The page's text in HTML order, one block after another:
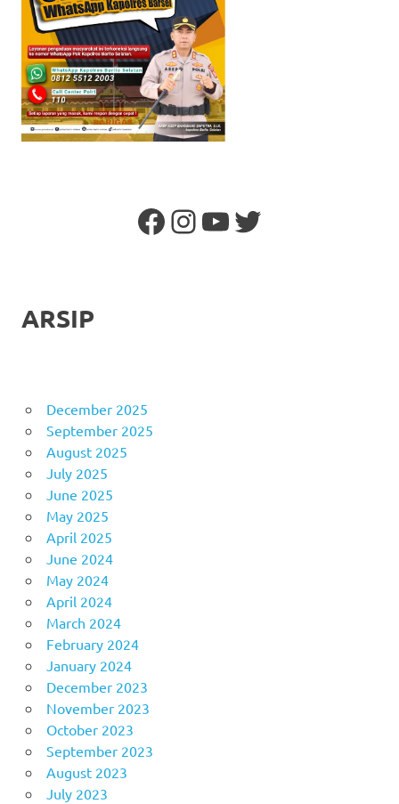
Facebook
Instagram
YouTube
Twitter
ARSIP
December 2025
September 2025
August 2025
July 2025
June 2025
May 2025
April 2025
June 2024
May 2024
April 2024
March 2024
February 2024
January 2024
December 2023
November 2023
October 2023
September 2023
August 2023
July 2023